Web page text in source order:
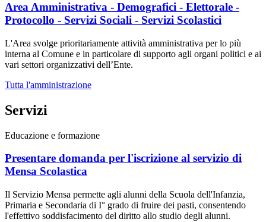
Area Amministrativa - Demografici - Elettorale -
Protocollo - Servizi Sociali - Servizi Scolastici
L'Area svolge prioritariamente attività amministrativa per lo più
interna al Comune e in particolare di supporto agli organi politici e ai
vari settori organizzativi dell’Ente.
Tutta l'amministrazione
Servizi
Educazione e formazione
Presentare domanda per l'iscrizione al servizio di
Mensa Scolastica
Il Servizio Mensa permette agli alunni della Scuola dell'Infanzia,
Primaria e Secondaria di I° grado di fruire dei pasti, consentendo
l'effettivo soddisfacimento del diritto allo studio degli alunni.